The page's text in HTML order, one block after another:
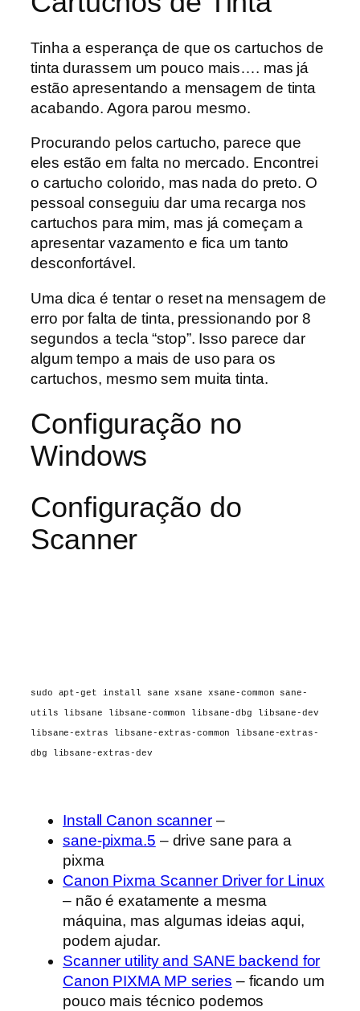
Tinha a esperança de que os cartuchos de
tinta durassem um pouco mais…. mas já
estão apresentando a mensagem de tinta
acabando. Agora parou mesmo.
Procurando pelos cartucho, parece que
eles estão em falta no mercado. Encontrei
o cartucho colorido, mas nada do preto. O
pessoal conseguiu dar uma recarga nos
cartuchos para mim, mas já começam a
apresentar vazamento e fica um tanto
desconfortável.
Uma dica é tentar o reset na mensagem de
erro por falta de tinta, pressionando por 8
segundos a tecla “stop”. Isso parece dar
algum tempo a mais de uso para os
cartuchos, mesmo sem muita tinta.
Configuração no
Windows
Configuração do
Scanner
sudo apt-get install sane xsane xsane-common sane-
utils libsane libsane-common libsane-dbg libsane-dev
libsane-extras libsane-extras-common libsane-extras-
dbg libsane-extras-dev
Install Canon scanner–
sane-pixma.5 – drive sane para a
pixma
Canon Pixma Scanner Driver for Linux
– não é exatamente a mesma
máquina, mas algumas ideias aqui,
podem ajudar.
Scanner utility and SANE backend for
Canon PIXMA MP series – ficando um
pouco mais técnico podemos